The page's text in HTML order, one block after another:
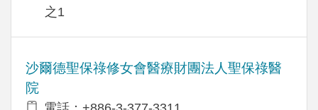
之1
沙爾德聖保祿修女會醫療財團法人聖保祿醫
院